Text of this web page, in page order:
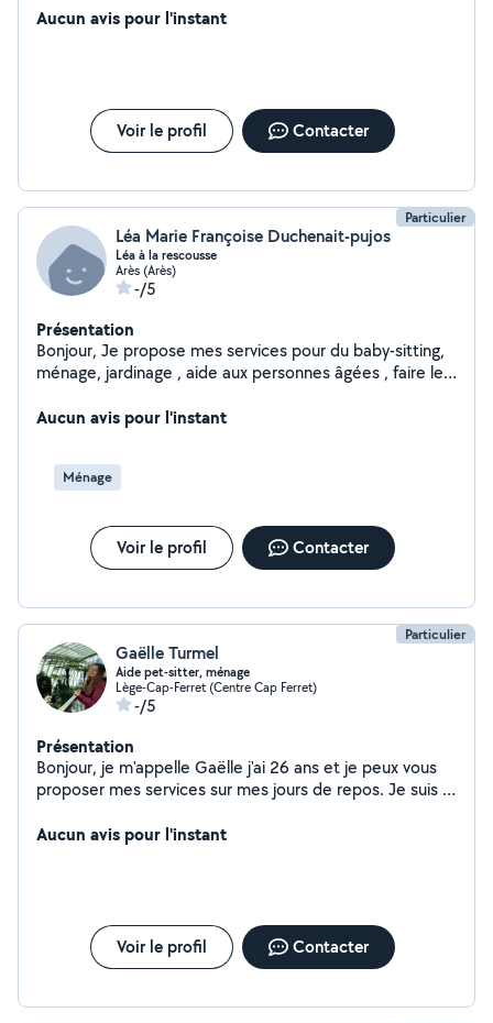
Aucun avis pour l'instant
Voir le profil Contacter
Particulier
Léa Marie Françoise Duchenait-pujos
Léa à la rescousse
Arès (Arès)
-/5
Présentation
Bonjour, Je propose mes services pour du baby-sitting,
ménage, jardinage , aide aux personnes âgées , faire les
je suis entrepreneuse dans la personnalisation de textile
proposition
Aucun avis pour l'instant
Ménage
Voir le profil Contacter
Particulier
Gaëlle Turmel
Aide pet-sitter, ménage
Lège-Cap-Ferret (Centre Cap Ferret)
-/5
Présentation
Bonjour, je m'appelle Gaëlle j'ai 26 ans et je peux vous
proposer mes services sur mes jours de repos. Je suis à
Aucun avis pour l'instant
Voir le profil Contacter